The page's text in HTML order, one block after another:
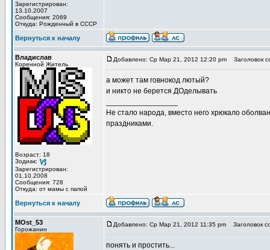
Зарегистрирован:
13.10.2007
Сообщения: 2069
Откуда: Рожденный в СССР
Вернуться к началу
Владислав
Коренной Житель
Возраст: 18
Зодиак:
Зарегистрирован:
01.10.2008
Сообщения: 728
Откуда: от мамы с папой
Добавлено: Ср Мар 21, 2012 12:20 pm Заголовок
а может там говнокод лютый?
и никто не берется ДОделывать
Не стало народа, вместо него хрюкало
праздниками.
Вернуться к началу
MOst_53
Горожанин
Добавлено: Ср Мар 21, 2012 11:35 pm Заголовок
понять и простить...